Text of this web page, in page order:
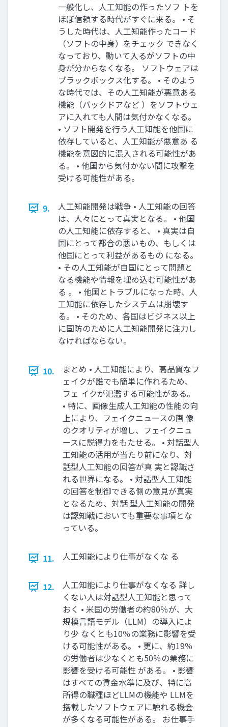
一般化し、人工知能の作ったソフ トを
ほぼ信頼する時代がすぐに来る。 • そ
うした時代は、人工知能作ったコード
（ソフトの中身）をチェック できなく
なっており、動いて入るがソフトの中
身が分からなくなる。 ソフトウェアは
ブラックボックス化する。 • そのよう
な時代では、その人工知能が悪意ある
機能（バックドアなど ）をソフトウェ
アに入れても人間は気付かなくなる。
• ソフト開発を行う人工知能を他国に
依存していると、人工知能が悪意あ る
機能を意図的に混入される可能性があ
る。 • 他国から気付かない間に攻撃を
受ける可能性がある。
9.
人工知能開発は戦争 • 人工知能の回答
は、人々にとって真実となる。 • 他国
の人工知能に依存すると、 • 真実は自
国にとって都合の悪いもの、もしくは
他国にとって利益があるもの になる。
• その人工知能が自国にとって問題と
なる機能や情報を埋め込む可能性があ
る 。 • 他国とトラブルになった時、人
工知能に依存したシステムは崩壊す
る。 • そのため、各国はビジネス以上
に国防のために人工知能開発に注力し
なければならない。
10.
まとめ • 人工知能により、高品質なフ
ェイクが誰でも簡単に作れるため、
フェ イクが氾濫する可能性がある。
• 特に、画像生成人工知能の性能の向
上により、フェイクニュースの画 像
のクオリティが増し、フェイクニュ
ースに説得力をもたせる。 • 対話型人
工知能の活用が当たり前になり、対
話型人工知能の回答が真 実と認識さ
れる世界になる。 • 対話型人工知能
の回答を制御できる側の意見が真実
となるため、対話 型人工知能の開発
は認知戦においても重要な事項とな
っている。
11. 人工知能により仕事がなくな る
12.
人工知能により仕事がなくなる 詳し
くない人は対話型人工知能と思って
おく • 米国の労働者の約80％が、大
規模言語モデル（LLM）の導入によ
り少 なくとも10％の業務に影響を受
ける可能性がある。 • 更に、約19％
の労働者は少なくとも50％の業務に
影響を受ける可能性 がある。 • 影響
はすべての賃金水準に及び、特に高
所得の職種ほどLLMの機能や LLMを
搭載したソフトウェアに触れる機会
が多くなる可能性がある。 お仕事手